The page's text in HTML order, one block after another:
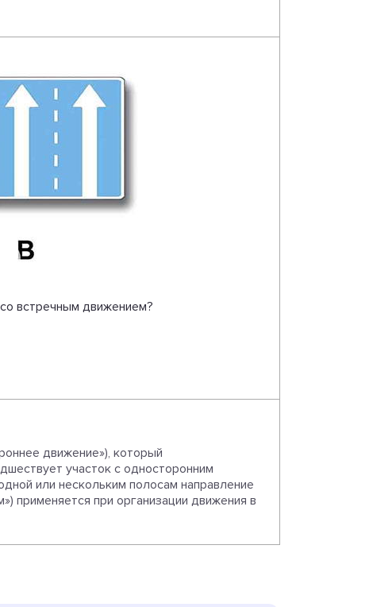
встречным движением?
движение»), который
участок с односторонним
или нескольким полосам направление
применяется при организации движения в